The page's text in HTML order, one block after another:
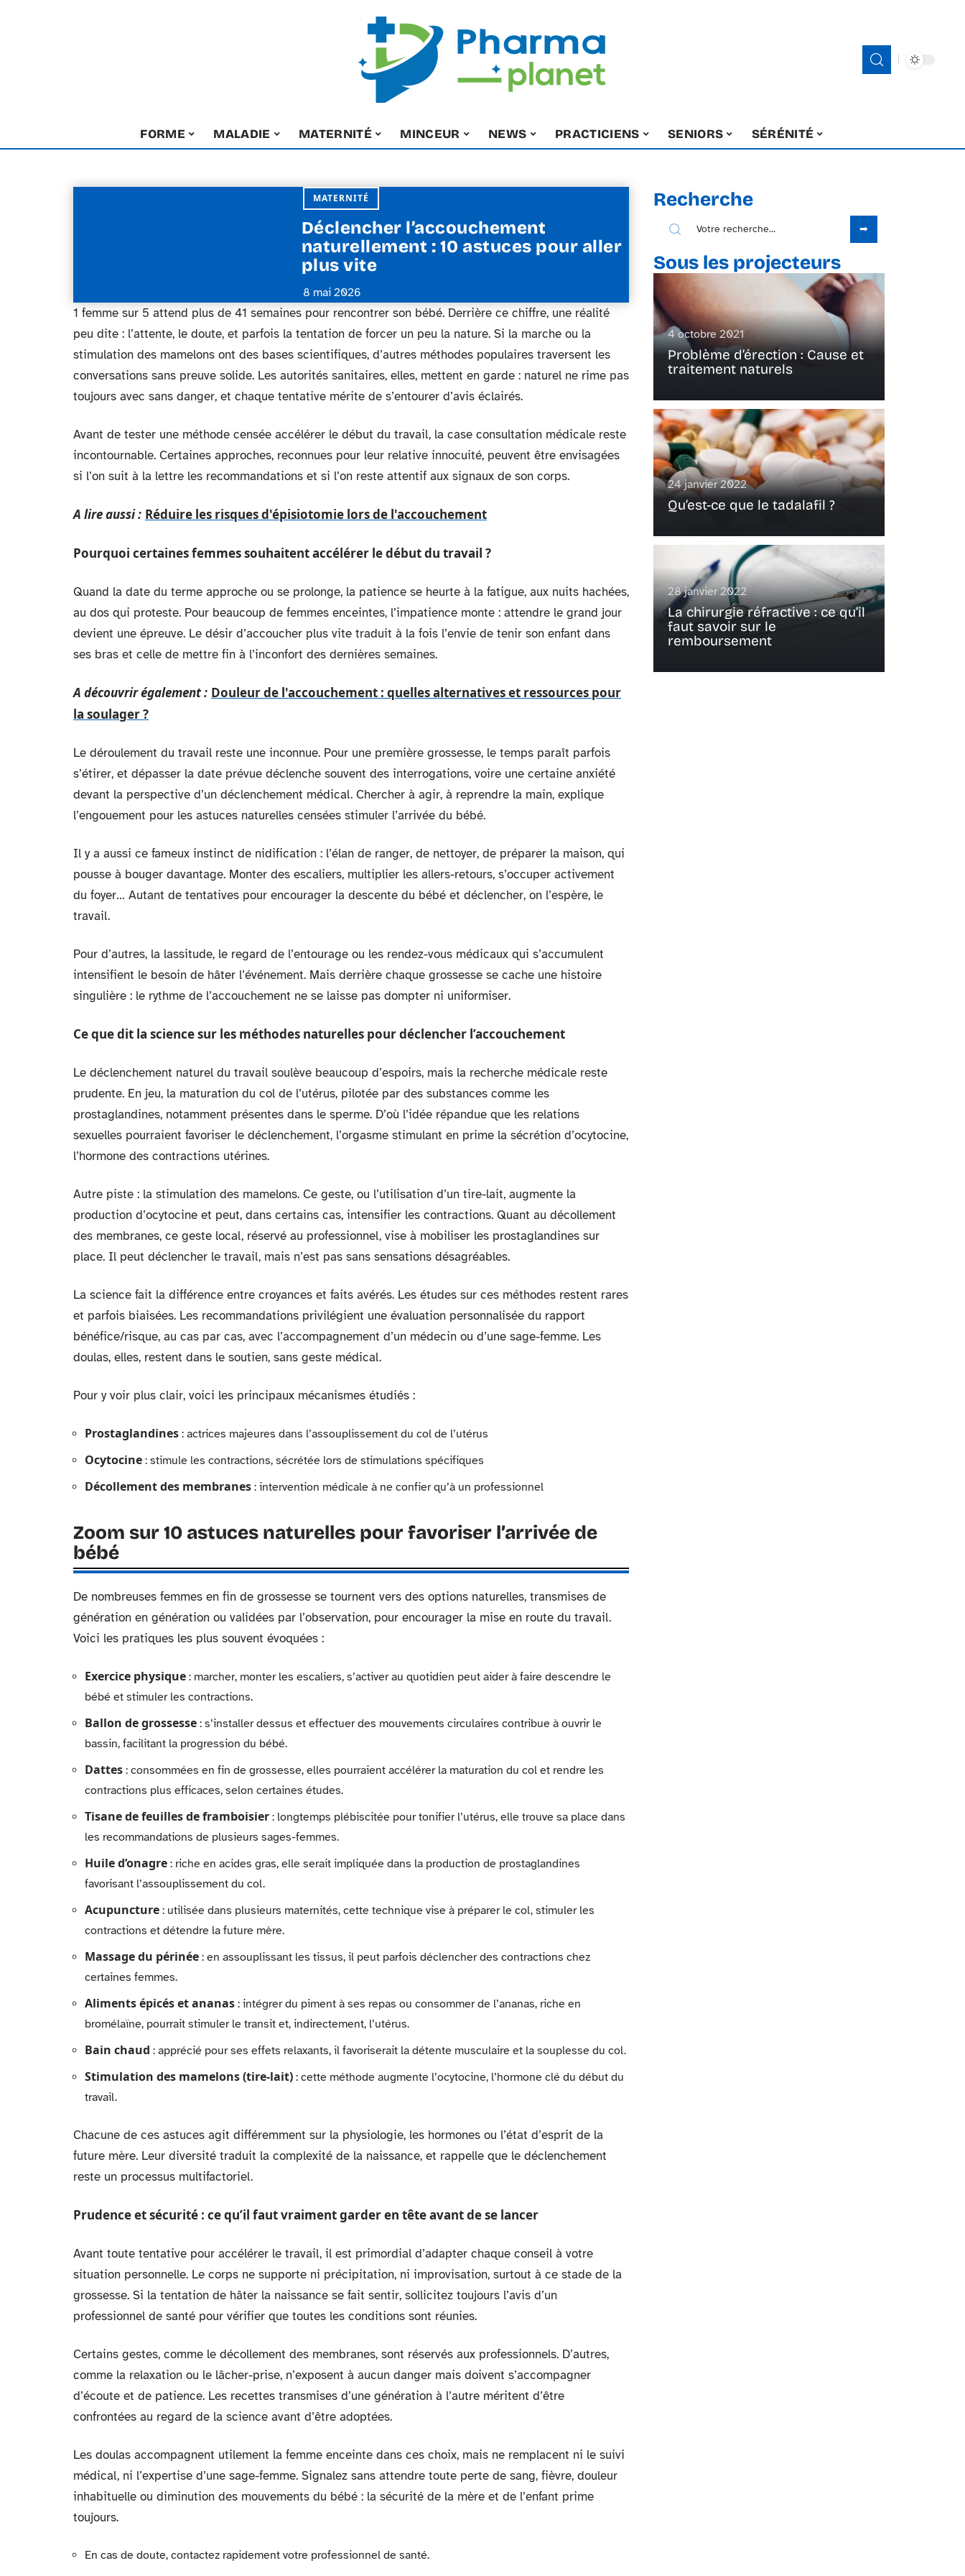
FORME MALADIE MATERNITÉ MINCEUR NEWS PRACTICIENS SENIORS SÉRÉNITÉ
MATERNITÉ
Déclencher l’accouchement
naturellement : 10 astuces pour aller
plus vite
8 mai 2026
1 femme sur 5 attend plus de 41 semaines pour rencontrer son bébé. Derrière ce chiffre, une réalité
peu dite : l’attente, le doute, et parfois la tentation de forcer un peu la nature. Si la marche ou la
stimulation des mamelons ont des bases scientifiques, d’autres méthodes populaires traversent les
conversations sans preuve solide. Les autorités sanitaires, elles, mettent en garde : naturel ne rime pas
toujours avec sans danger, et chaque tentative mérite de s’entourer d’avis éclairés.
Avant de tester une méthode censée accélérer le début du travail, la case consultation médicale reste
incontournable. Certaines approches, reconnues pour leur relative innocuité, peuvent être envisagées
si l’on suit à la lettre les recommandations et si l’on reste attentif aux signaux de son corps.
A lire aussi : Réduire les risques d'épisiotomie lors de l'accouchement
Pourquoi certaines femmes souhaitent accélérer le début du travail ?
Quand la date du terme approche ou se prolonge, la patience se heurte à la fatigue, aux nuits hachées,
au dos qui proteste. Pour beaucoup de femmes enceintes, l’impatience monte : attendre le grand jour
devient une épreuve. Le désir d’accoucher plus vite traduit à la fois l’envie de tenir son enfant dans
ses bras et celle de mettre fin à l’inconfort des dernières semaines.
A découvrir également : Douleur de l'accouchement : quelles alternatives et ressources pour
la soulager ?
Le déroulement du travail reste une inconnue. Pour une première grossesse, le temps paraît parfois
s’étirer, et dépasser la date prévue déclenche souvent des interrogations, voire une certaine anxiété
devant la perspective d’un déclenchement médical. Chercher à agir, à reprendre la main, explique
l’engouement pour les astuces naturelles censées stimuler l’arrivée du bébé.
Il y a aussi ce fameux instinct de nidification : l’élan de ranger, de nettoyer, de préparer la maison, qui
pousse à bouger davantage. Monter des escaliers, multiplier les allers-retours, s’occuper activement
du foyer… Autant de tentatives pour encourager la descente du bébé et déclencher, on l’espère, le
travail.
Pour d’autres, la lassitude, le regard de l’entourage ou les rendez-vous médicaux qui s’accumulent
intensifient le besoin de hâter l’événement. Mais derrière chaque grossesse se cache une histoire
singulière : le rythme de l’accouchement ne se laisse pas dompter ni uniformiser.
Ce que dit la science sur les méthodes naturelles pour déclencher l’accouchement
Le déclenchement naturel du travail soulève beaucoup d’espoirs, mais la recherche médicale reste
prudente. En jeu, la maturation du col de l’utérus, pilotée par des substances comme les
prostaglandines, notamment présentes dans le sperme. D’où l’idée répandue que les relations
sexuelles pourraient favoriser le déclenchement, l’orgasme stimulant en prime la sécrétion d’ocytocine,
l’hormone des contractions utérines.
Autre piste : la stimulation des mamelons. Ce geste, ou l’utilisation d’un tire-lait, augmente la
production d’ocytocine et peut, dans certains cas, intensifier les contractions. Quant au décollement
des membranes, ce geste local, réservé au professionnel, vise à mobiliser les prostaglandines sur
place. Il peut déclencher le travail, mais n’est pas sans sensations désagréables.
La science fait la différence entre croyances et faits avérés. Les études sur ces méthodes restent rares
et parfois biaisées. Les recommandations privilégient une évaluation personnalisée du rapport
bénéfice/risque, au cas par cas, avec l’accompagnement d’un médecin ou d’une sage-femme. Les
doulas, elles, restent dans le soutien, sans geste médical.
Pour y voir plus clair, voici les principaux mécanismes étudiés :
Prostaglandines : actrices majeures dans l’assouplissement du col de l’utérus
Ocytocine : stimule les contractions, sécrétée lors de stimulations spécifiques
Décollement des membranes : intervention médicale à ne confier qu’à un professionnel
Zoom sur 10 astuces naturelles pour favoriser l’arrivée de
bébé
De nombreuses femmes en fin de grossesse se tournent vers des options naturelles, transmises de
génération en génération ou validées par l’observation, pour encourager la mise en route du travail.
Voici les pratiques les plus souvent évoquées :
Exercice physique : marcher, monter les escaliers, s’activer au quotidien peut aider à faire descendre le
bébé et stimuler les contractions.
Ballon de grossesse : s’installer dessus et effectuer des mouvements circulaires contribue à ouvrir le
bassin, facilitant la progression du bébé.
Dattes : consommées en fin de grossesse, elles pourraient accélérer la maturation du col et rendre les
contractions plus efficaces, selon certaines études.
Tisane de feuilles de framboisier : longtemps plébiscitée pour tonifier l’utérus, elle trouve sa place dans
les recommandations de plusieurs sages-femmes.
Huile d’onagre : riche en acides gras, elle serait impliquée dans la production de prostaglandines
favorisant l’assouplissement du col.
Acupuncture : utilisée dans plusieurs maternités, cette technique vise à préparer le col, stimuler les
contractions et détendre la future mère.
Massage du périnée : en assouplissant les tissus, il peut parfois déclencher des contractions chez
certaines femmes.
Aliments épicés et ananas : intégrer du piment à ses repas ou consommer de l’ananas, riche en
bromélaïne, pourrait stimuler le transit et, indirectement, l’utérus.
Bain chaud : apprécié pour ses effets relaxants, il favoriserait la détente musculaire et la souplesse du col.
Stimulation des mamelons (tire-lait) : cette méthode augmente l’ocytocine, l’hormone clé du début du
travail.
Chacune de ces astuces agit différemment sur la physiologie, les hormones ou l’état d’esprit de la
future mère. Leur diversité traduit la complexité de la naissance, et rappelle que le déclenchement
reste un processus multifactoriel.
Prudence et sécurité : ce qu’il faut vraiment garder en tête avant de se lancer
Avant toute tentative pour accélérer le travail, il est primordial d’adapter chaque conseil à votre
situation personnelle. Le corps ne supporte ni précipitation, ni improvisation, surtout à ce stade de la
grossesse. Si la tentation de hâter la naissance se fait sentir, sollicitez toujours l’avis d’un
professionnel de santé pour vérifier que toutes les conditions sont réunies.
Certains gestes, comme le décollement des membranes, sont réservés aux professionnels. D’autres,
comme la relaxation ou le lâcher-prise, n’exposent à aucun danger mais doivent s’accompagner
d’écoute et de patience. Les recettes transmises d’une génération à l’autre méritent d’être
confrontées au regard de la science avant d’être adoptées.
Les doulas accompagnent utilement la femme enceinte dans ces choix, mais ne remplacent ni le suivi
médical, ni l’expertise d’une sage-femme. Signalez sans attendre toute perte de sang, fièvre, douleur
inhabituelle ou diminution des mouvements du bébé : la sécurité de la mère et de l’enfant prime
toujours.
En cas de doute, contactez rapidement votre professionnel de santé.
Recherche
Sous les projecteurs
4 octobre 2021
Problème d’érection : Cause et
traitement naturels
24 janvier 2022
Qu’est-ce que le tadalafil ?
28 janvier 2022
La chirurgie réfractive : ce qu’il
faut savoir sur le
remboursement